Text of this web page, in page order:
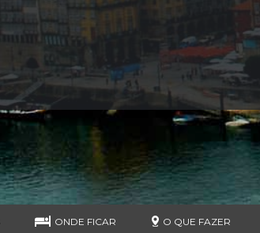
ONDE FICAR O QUE FAZER